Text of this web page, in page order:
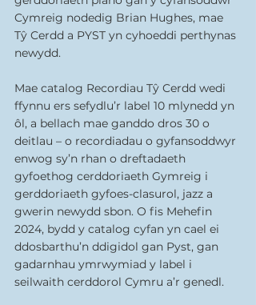
Cymreig nodedig Brian Hughes, mae
Tŷ Cerdd a PYST yn cyhoeddi perthynas
newydd.
Mae catalog Recordiau Tŷ Cerdd wedi
ffynnu ers sefydlu’r label 10 mlynedd yn
ôl, a bellach mae ganddo dros 30 o
deitlau – o recordiadau o gyfansoddwyr
enwog sy’n rhan o dreftadaeth
gyfoethog cerddoriaeth Gymreig i
gerddoriaeth gyfoes-clasurol, jazz a
gwerin newydd sbon. O fis Mehefin
2024, bydd y catalog cyfan yn cael ei
ddosbarthu’n ddigidol gan Pyst, gan
gadarnhau ymrwymiad y label i
seilwaith cerddorol Cymru a’r genedl.